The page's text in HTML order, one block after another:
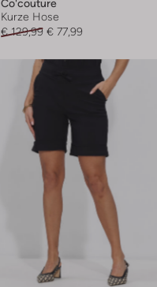
Co'couture
Kurze Hose
€ 129,99 € 77,99